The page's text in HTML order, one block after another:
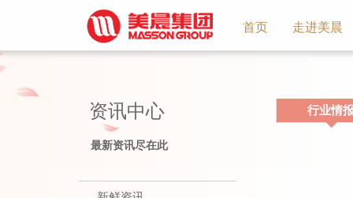
首页 走进美晨
资讯中心
最新资讯尽在此
行业情